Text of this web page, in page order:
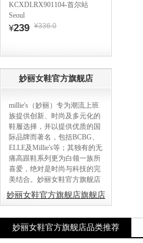
KCXDLRX901104-首尔站
Seoul
¥239 ¥336.0
妙丽女鞋官方旗舰店
millie's（妙丽）专为潮流上班
族提供创新、时尚及多元化的
鞋履选择，并以提供优质的国
际品牌而著名，包括BCBG、
ELLE及Millie's等；其独有的无
痛高跟鞋系列更为白领一族所
喜爱，绝对是时尚与科技的完
美结合。妙丽女鞋官方旗舰店
妙丽女鞋官方旗舰店旗舰店
妙丽女鞋官方旗舰店品类推荐